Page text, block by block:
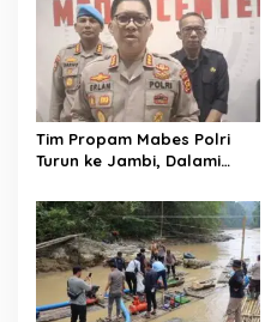
Tim Propam Mabes Polri
Turun ke Jambi, Dalami
Rekrutmen Polri